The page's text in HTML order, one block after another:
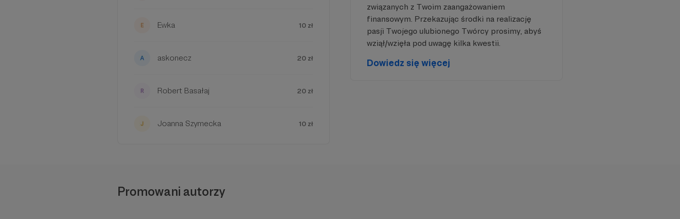
Ewka 10 zł
askonecz 20 zł
Robert Basałaj 20 zł
Joanna Szymecka 10 zł
związanych z Twoim zaangażowaniem
finansowym. Przekazując środki na realizację
pasji Twojego ulubionego Twórcy prosimy, abyś
wziął/wzięła pod uwagę kilka kwestii.
Dowiedz się więcej
Promowani autorzy